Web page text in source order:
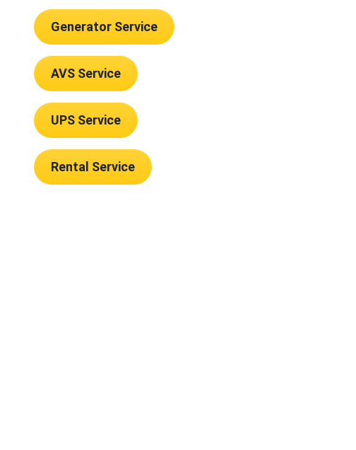
Generator Service
AVS Service
UPS Service
Rental Service